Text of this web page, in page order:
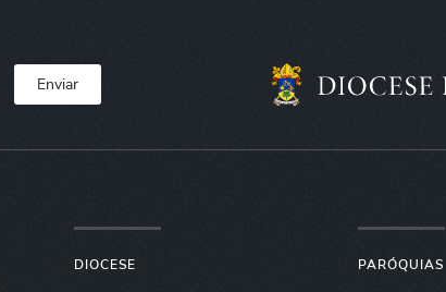
Enviar
DIOCESE PARÓQUIAS